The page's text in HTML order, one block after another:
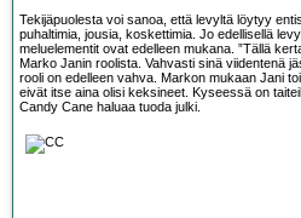
Tekijäpuolesta voi sanoa, että levyltä löytyy
puhaltimia, jousia, koskettimia. Jo edellisellä
meluelementit ovat edelleen mukana. ”Tällä
Marko Janin roolista. Vahvasti sinä viidentenä
rooli on edelleen vahva. Markon mukaan Jani
eivät itse aina olisi keksineet. Kyseessä on
Candy Cane haluaa tuoda julki.